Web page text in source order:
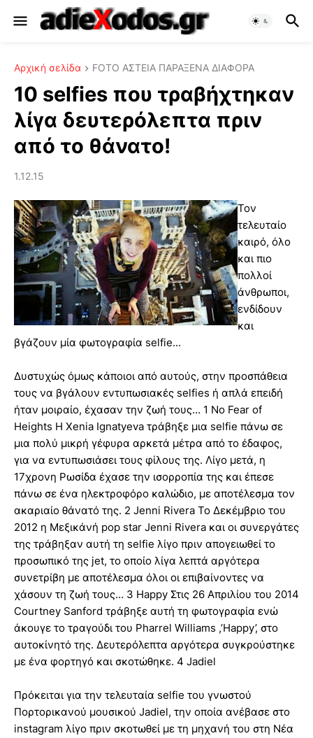
Αρχική σελίδα FOTO ΑΣΤΕΙΑ ΠΑΡΑΞΕΝΑ ΔΙΑΦΟΡΑ
10 selfies που τραβήχτηκαν
λίγα δευτερόλεπτα πριν
από το θάνατο!
1.12.15
Τον
τελευταίο
καιρό, όλο
και πιο
πολλοί
άνθρωποι,
ενδίδουν
και
βγάζουν μία φωτογραφία selfie...
Δυστυχώς όμως κάποιοι από αυτούς, στην προσπάθεια
τους να βγάλουν εντυπωσιακές selfies ή απλά επειδή
ήταν μοιραίο, έχασαν την ζωή τους… 1 No Fear of
Heights Η Xenia Ignatyeva τράβηξε μια selfie πάνω σε
μια πολύ μικρή γέφυρα αρκετά μέτρα από το έδαφος,
για να εντυπωσιάσει τους φίλους της. Λίγο μετά, η
17χρονη Ρωσίδα έχασε την ισορροπία της και έπεσε
πάνω σε ένα ηλεκτροφόρο καλώδιο, με αποτέλεσμα τον
ακαριαίο θάνατό της. 2 Jenni Rivera Το Δεκέμβριο του
2012 η Μεξικάνή pop star Jenni Rivera και οι συνεργάτες
της τράβηξαν αυτή τη selfie λίγο πριν απογειωθεί το
προσωπικό της jet, το οποίο λίγα λεπτά αργότερα
συνετρίβη με αποτέλεσμα όλοι οι επιβαίνοντες να
χάσουν τη ζωή τους… 3 Happy Στις 26 Απριλίου του 2014
Courtney Sanford τράβηξε αυτή τη φωτογραφία ενώ
άκουγε το τραγούδι του Pharrel Williams ,’Happy’, στο
αυτοκίνητό της. Δευτερόλεπτα αργότερα συγκρούστηκε
με ένα φορτηγό και σκοτώθηκε. 4 Jadiel
Πρόκειται για την τελευταία selfie του γνωστού
Πορτορικανού μουσικού Jadiel, την οποία ανέβασε στο
instagram λίγο πριν σκοτωθεί με τη μηχανή του στη Νέα